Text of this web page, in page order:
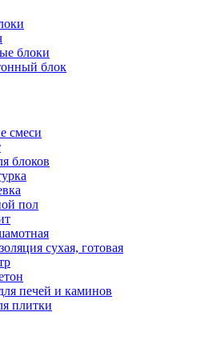
блоки
блок
смеси
блоков
пол
сухая, готовая
печей и каминов
плитки